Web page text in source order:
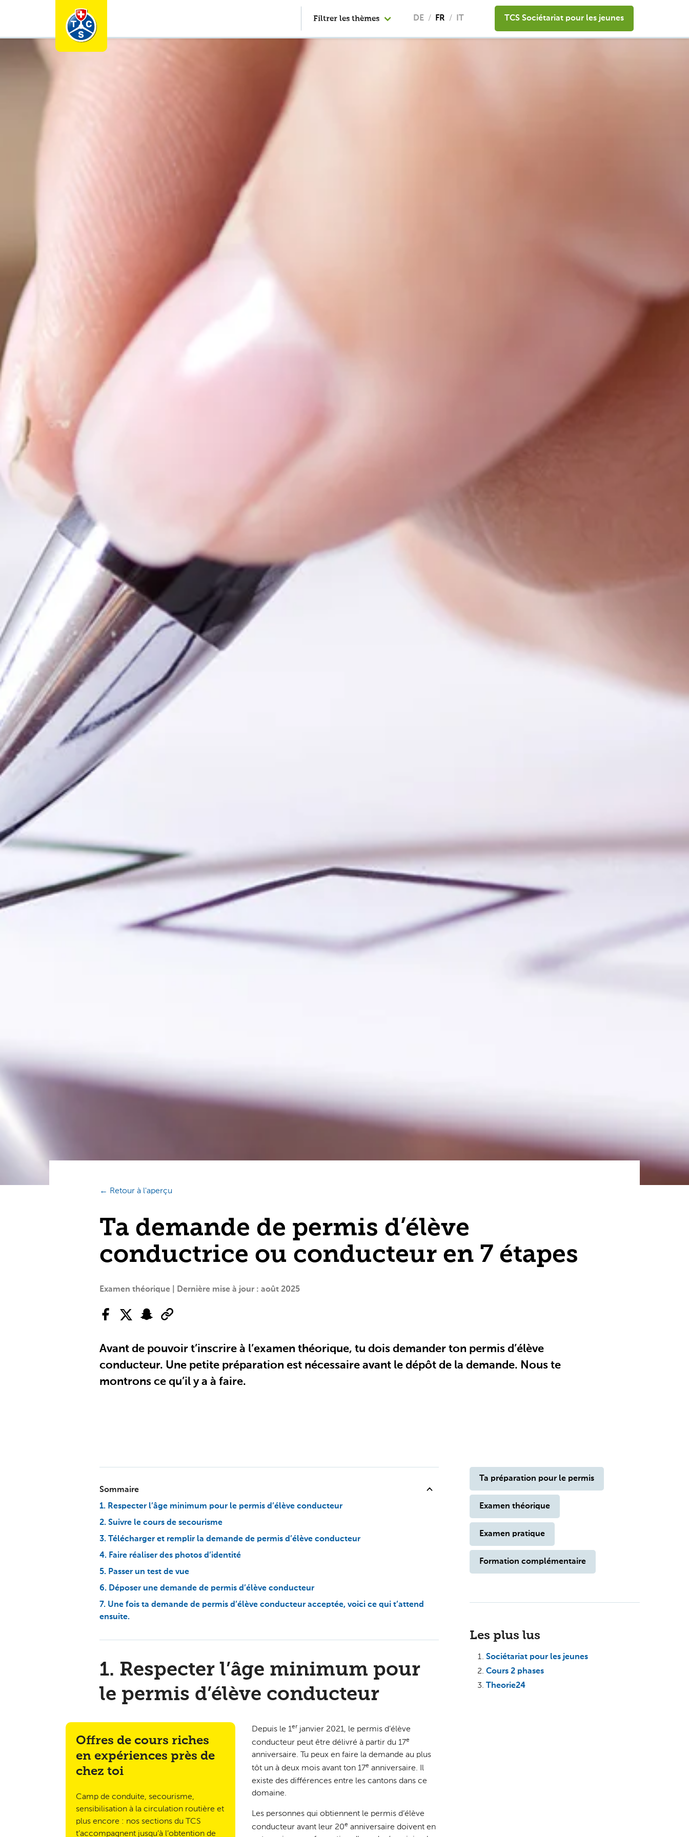
Filtrer les thèmes DE FR TCS Sociétariat pour les jeunes
← Retour à l'aperçu
Ta demande de permis d’élève
conductrice ou conducteur en 7 étapes
Examen théorique | Dernière mise à jour : août 2025
Avant de pouvoir t’inscrire à l’examen théorique, tu dois demander ton permis d’élève
conducteur. Une petite préparation est nécessaire avant le dépôt de la demande. Nous te
montrons ce qu’il y a à faire.
Sommaire
1. Respecter l’âge minimum pour le permis d’élève conducteur
2. Suivre le cours de secourisme
3. Télécharger et remplir la demande de permis d’élève conducteur
4. Faire réaliser des photos d’identité
5. Passer un test de vue
6. Déposer une demande de permis d’élève conducteur
7. Une fois ta demande de permis d’élève conducteur acceptée, voici ce qui t’attend
ensuite.
1. Respecter l’âge minimum pour
le permis d’élève conducteur
Offres de cours riches
en expériences près de
chez toi
Camp de conduite, secourisme,
sensibilisation à la circulation routière et
plus encore : nos sections du TCS
t’accompagnent jusqu’à l’obtention de
Depuis le 1er janvier 2021, le permis d’élève
conducteur peut être délivré à partir du 17e
anniversaire. Tu peux en faire la demande au plus
tôt un à deux mois avant ton 17e anniversaire. Il
existe des différences entre les cantons dans ce
domaine.
Les personnes qui obtiennent le permis d’élève
conducteur avant leur 20e anniversaire doivent en
Ta préparation pour le permis
Examen théorique
Examen pratique
Formation complémentaire
Les plus lus
Sociétariat pour les jeunes
Cours 2 phases
Theorie24